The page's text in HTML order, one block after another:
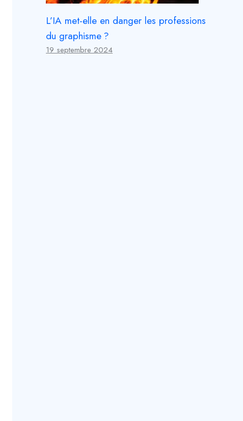
L’IA met-elle en danger les professions
du graphisme ?
19 septembre 2024